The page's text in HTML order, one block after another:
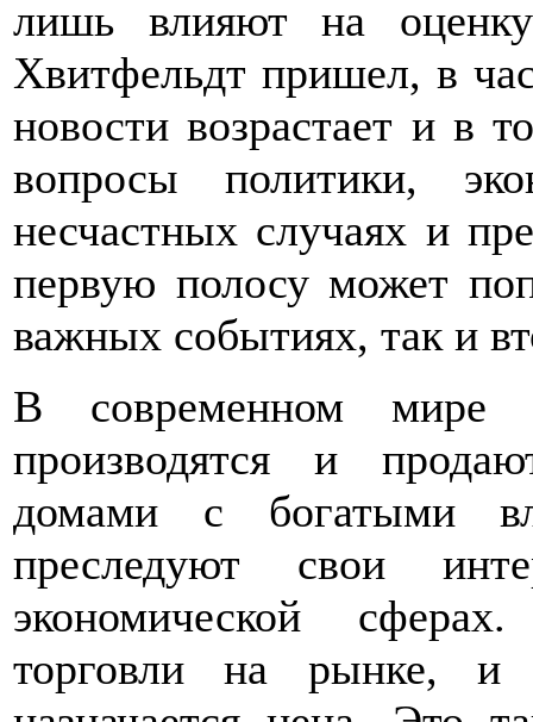
лишь влияют на
Хвитфельдт пришел, в
новости возрастает и в
вопросы политики,
несчастных случаях и
первую полосу может
важных событиях, так и
В современном
производятся и
домами с богатыми
преследуют свои
экономической
торговли на рынке,